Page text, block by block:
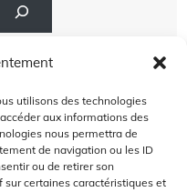
utilisons des technologies
aux informations des
nous permettra de
de navigation ou les ID
ou de retirer son
certaines caractéristiques et